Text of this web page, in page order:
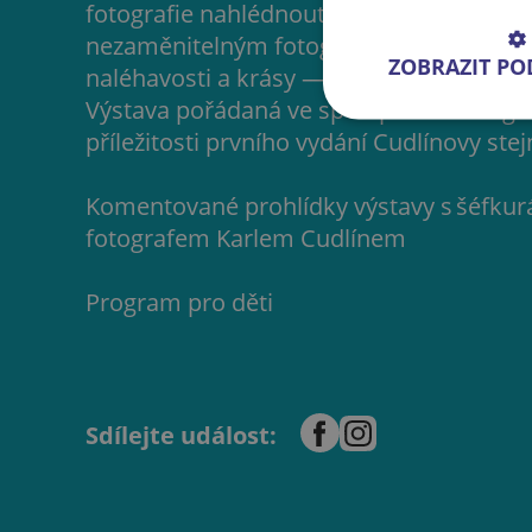
fotografie nahlédnout pod povrch
nezaměnitelným fotografickým gestem
naléhavosti a krásy — obrazy plné
Výstava pořádaná ve spolupráci s
příležitosti prvního vydání Cudlínovy
Komentované prohlídky výstavy s
fotografem Karlem Cudlínem
Program pro děti
Sdílejte událost:
ZOBRAZIT